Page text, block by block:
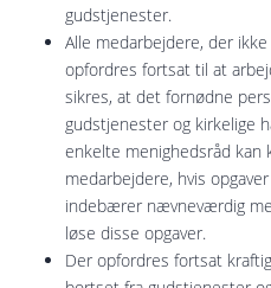
gudstjenester.
Alle medarbejdere, der
opfordres fortsat til at
sikres, at det fornødne
gudstjenester og kirkelige
enkelte menighedsråd kan
medarbejdere, hvis
indebærer nævneværdig
løse disse opgaver.
Der opfordres fortsat